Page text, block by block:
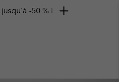
-50 % !